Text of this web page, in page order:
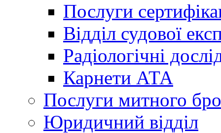
Послуги
Відділ судової
Радіологічні
Карнети АТА
Послуги митного
Юридичний відділ